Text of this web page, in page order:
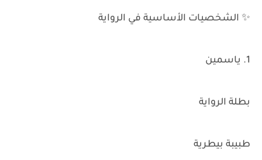
✨ الشخصيات الأساسية في الرواية
1. ياسمين
بطلة الرواية
طبيبة بيطرية